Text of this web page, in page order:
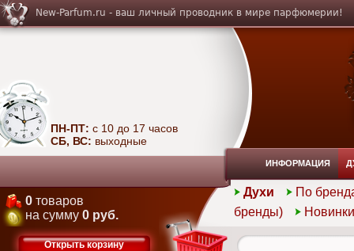
New-Parfum.ru - ваш личный проводник в мире парфюмерии!
ПН-ПТ: с 10 до 17 часов
СБ, ВС: выходные
ИНФОРМАЦИЯ
Духи
По
бренды)
Новинки
0 товаров
на сумму 0 руб.
Открыть корзину